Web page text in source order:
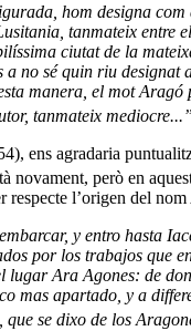
hom designa
tanmateix entre
ciutat de la
no sé quin riu
manera, el mot
tanmateix mediocre...”
ens agradaria
però en
respecte l’origen del nom
y entro hasta
por los trabajos
Ara Agones: de
mas apartado, y a
se dixo de los